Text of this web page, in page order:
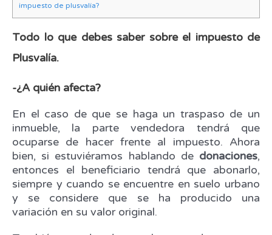
impuesto de plusvalía?
Todo lo que debes saber sobre el impuesto de
Plusvalía.
-¿A quién afecta?
En el caso de que se haga un traspaso de un
inmueble, la parte vendedora tendrá que
ocuparse de hacer frente al impuesto. Ahora
bien, si estuviéramos hablando de donaciones,
entonces el beneficiario tendrá que abonarlo,
siempre y cuando se encuentre en suelo urbano
y se considere que se ha producido una
variación en su valor original.